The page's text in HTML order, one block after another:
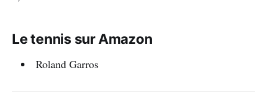
Le tennis sur Amazon
Roland Garros